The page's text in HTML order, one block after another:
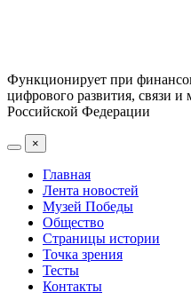
Функционирует при
цифрового развития, связи
Российской Федерации
×
Главная
Лента новостей
Музей Победы
Общество
Страницы истории
Точка зрения
Тесты
Контакты